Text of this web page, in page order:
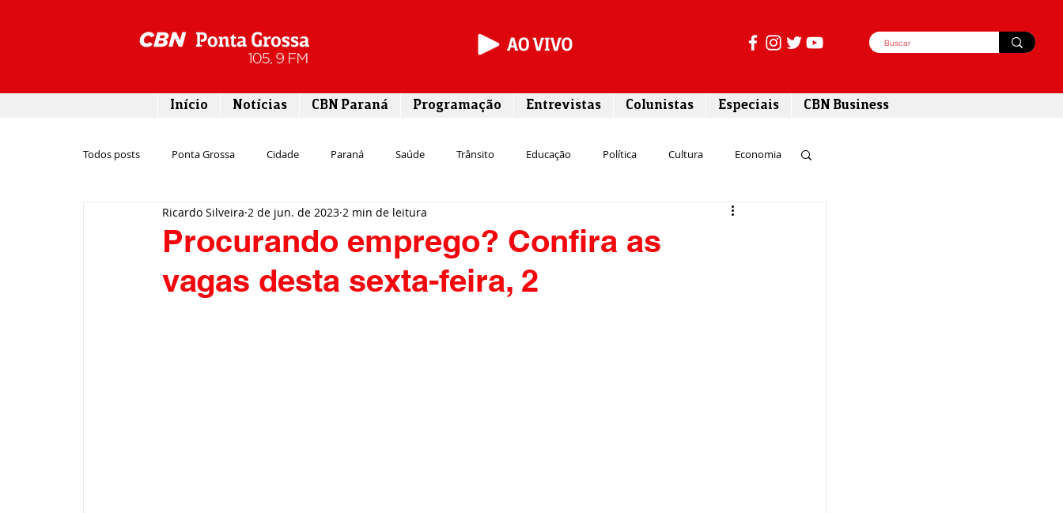
Início Notícias CBN Paraná Programação Entrevistas Colunistas Especiais CBN Business
Todos posts Ponta Grossa Cidade Paraná Saúde Trânsito Educação Política Cultura Economia
Emprego Campos Gerais Segurança
Rodovias Agronegócio Meio ambiente Comunicação
Procurando emprego? Confira as
vagas desta sexta-feira, 2
Ricardo Silveira 2 de jun. de 2023 2 min de leitura